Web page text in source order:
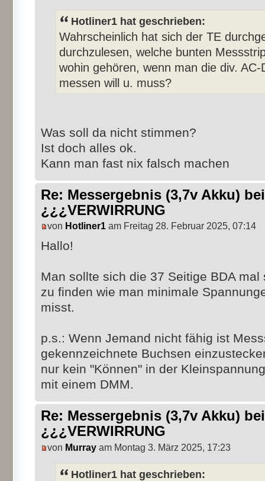
Hotliner1 hat geschrieben:
Wahrscheinlich hat sich der TE
durchzulesen, welche bunten
wohin gehören, wenn man die div.
messen will u. muss?
Was soll da nicht stimmen?
Ist doch alles ok.
Kann man fast nix falsch machen
Re: Messergebnis (3,7v Akku)
¿¿¿VERWIRRUNG
von Hotliner1 am Freitag 28. Februar 2025, 07:14
Hallo!
Man sollte sich die 37 Seitige BDA
zu finden wie man minimale
misst.
p.s.: Wenn Jemand nicht fähig ist
gekennzeichnete Buchsen
nur kein "Können" in der
mit einem DMM.
Re: Messergebnis (3,7v Akku)
¿¿¿VERWIRRUNG
von Murray am Montag 3. März 2025, 17:23
Hotliner1 hat geschrieben: